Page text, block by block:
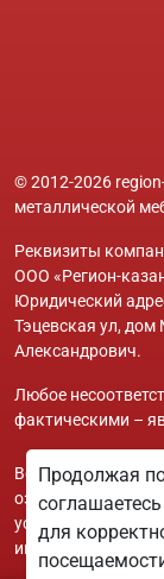
© 2012-2026
металлической
Реквизиты
ООО «Регион-
Юридический
Тэцевская ул,
Александрович.
Любое
фактическими –
Вся информация
ознакомительный
условиях не
информацию
Продолжая
для